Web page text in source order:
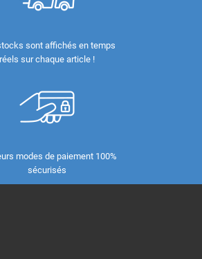
sont affichés en temps
réels sur chaque article !
modes de paiement 100%
sécurisés